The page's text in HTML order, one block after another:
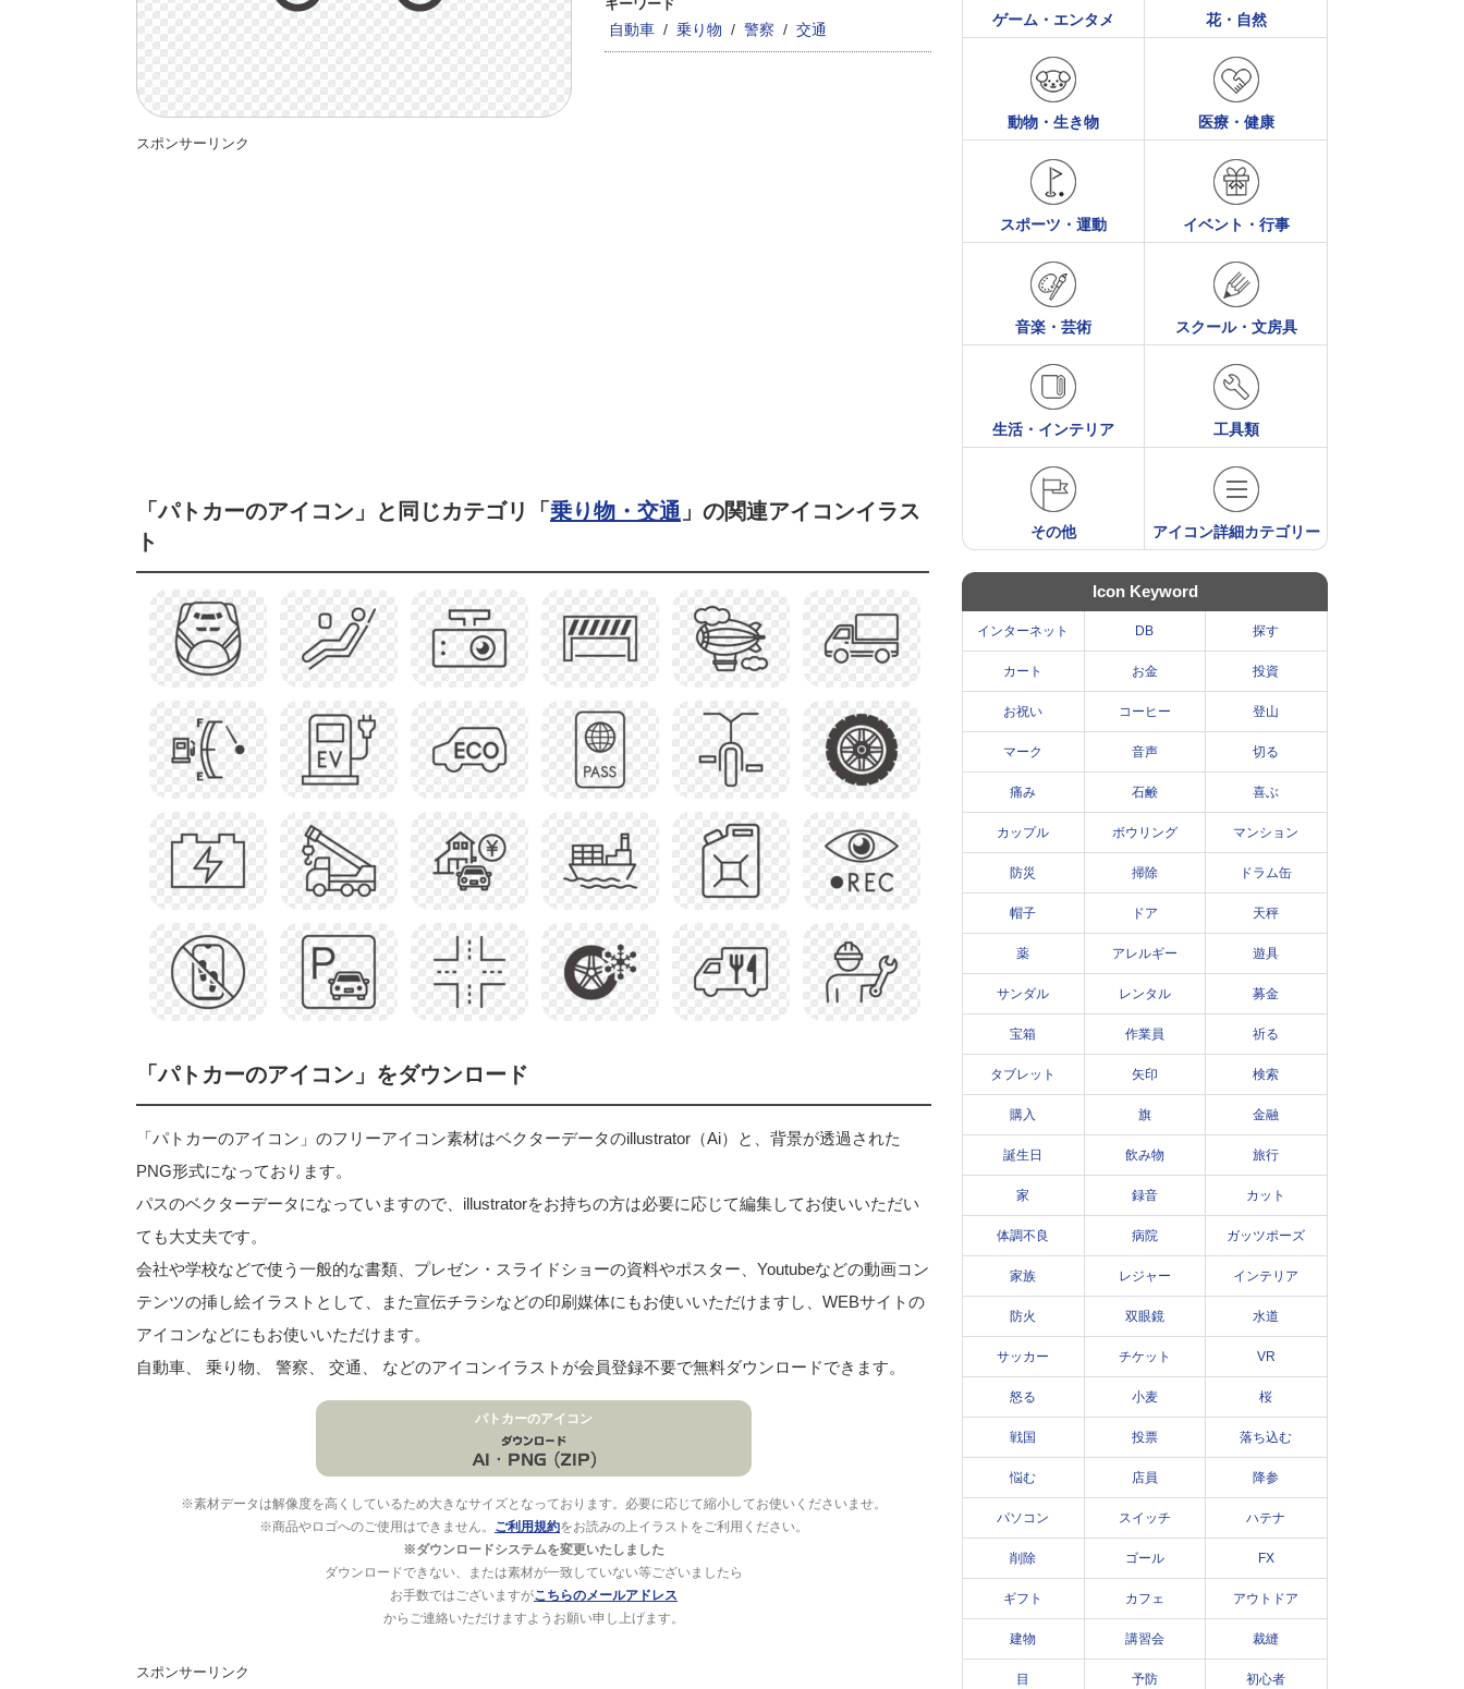
キーワード
自動車 / 乗り物 / 警察 / 交通
スポンサーリンク
「パトカーのアイコン」と同じカテゴリ「 乗り物・交通 」の関連アイコンイラス
ト
「パトカーのアイコン」をダウンロード
「パトカーのアイコン」のフリーアイコン素材はベクターデータのillustrator（Ai）と、背景が透過された
PNG形式になっております。
パスのベクターデータになっていますので、illustratorをお持ちの方は必要に応じて編集してお使いいただい
ても大丈夫です。
会社や学校などで使う一般的な書類、プレゼン・スライドショーの資料やポスター、Youtubeなどの動画コン
テンツの挿し絵イラストとして、また宣伝チラシなどの印刷媒体にもお使いいただけますし、WEBサイトの
アイコンなどにもお使いいただけます。
自動車、 乗り物、 警察、 交通、 などのアイコンイラストが会員登録不要で無料ダウンロードできます。
パトカーのアイコン
※素材データは解像度を高くしているため大きなサイズとなっております。必要に応じて縮小してお使いくださいませ。
※商品やロゴへのご使用はできません。 ご利用規約をお読みの上イラストをご利用ください。
※ダウンロードシステムを変更いたしました
ダウンロードできない、または素材が一致していない等ございましたら
お手数ではございますがこちらのメールアドレス
からご連絡いただけますようお願い申し上げます。
スポンサーリンク
ゲーム・エンタメ 花・自然
動物・生き物 医療・健康
スポーツ・運動 イベント・行事
音楽・芸術 スクール・文房具
生活・インテリア 工具類
その他 アイコン詳細カテゴリー
Icon Keyword
インターネット DB 探す
カート お金 投資
お祝い コーヒー 登山
マーク 音声 切る
痛み 石鹸 喜ぶ
カップル ボウリング マンション
防災 掃除 ドラム缶
帽子 ドア 天秤
薬 アレルギー 遊具
サンダル レンタル 募金
宝箱 作業員 祈る
タブレット 矢印 検索
購入 旗 金融
誕生日 飲み物 旅行
家 録音 カット
体調不良 病院 ガッツポーズ
家族 レジャー インテリア
防火 双眼鏡 水道
サッカー チケット VR
怒る 小麦 桜
戦国 投票 落ち込む
悩む 店員 降参
パソコン スイッチ ハテナ
削除 ゴール FX
ギフト カフェ アウトドア
建物 講習会 裁縫
目 予防 初心者